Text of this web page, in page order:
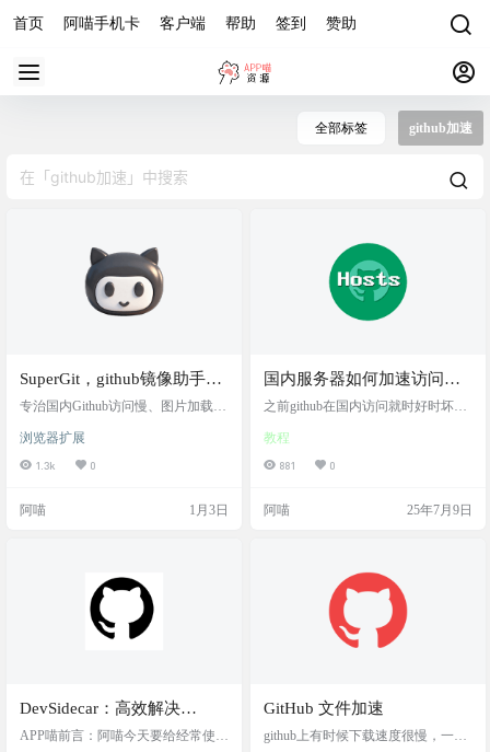
首页 阿喵手机卡 客户端 帮助 签到 赞助
全部标签 github加速
SuperGit，github镜像助手：
Github国内加速助手，专为
速解决方案，让代码无国
界，开发更高效
专治国内Github访问慢、图片加载失
能自动将您的所有GitHub及资源请
求重定向至高速镜像站，并在您右
内开发者设计的浏览器扩展，解决G
单快捷 插件截图 功能特色 智能加
速：自动检测并重定向…
浏览器扩展
1.3k 0
阿喵 1月3日
国内服务器如何加速访问
github项目，修改centos服务
之前github在国内访问就时好时坏，
署一些项目用国内服务器真就困难
重重了。 那有什么办法可以不去下
的。 找github的IP地址 通过以下网
教程
881 0
阿喵 25年7月9日
DevSidecar：高效解决
GitHub访问与下载问题，将
APP喵前言：阿喵今天要给经常使用
GitHub 文件加速
github上有时候下载速度很慢，一个